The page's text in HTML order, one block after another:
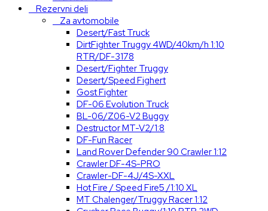
Rezervni deli
Za avtomobile
Desert/Fast Truck
DirtFighter Truggy 4WD/40km/h 1:10
RTR/DF-3178
Desert/Fighter Truggy
Desert/Speed Fighert
Gost Fighter
DF-06 Evolution Truck
BL-06/Z06-V2 Buggy
Destructor MT-V2/1:8
DF-Fun Racer
Land Rover Defender 90 Crawler 1:12
Crawler DF-4S-PRO
Crawler-DF-4J/4S-XXL
Hot Fire / Speed Fire5 /1:10 XL
MT Chalenger/Truggy Racer 1:12